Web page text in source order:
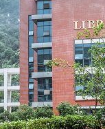
中心概况
科学研究
学术团队